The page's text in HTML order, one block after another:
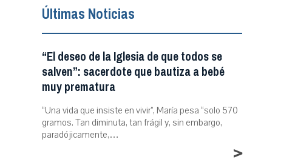
Últimas Noticias
“El deseo de la Iglesia de que todos se
salven”: sacerdote que bautiza a bebé
muy prematura
“Una vida que insiste en vivir”, María pesa “solo 570
gramos. Tan diminuta, tan frágil y, sin embargo,
paradójicamente,…
>